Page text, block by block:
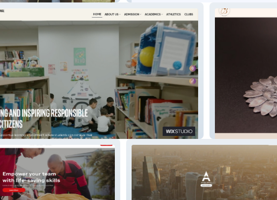
Scholars Academy Betty Marie Davis